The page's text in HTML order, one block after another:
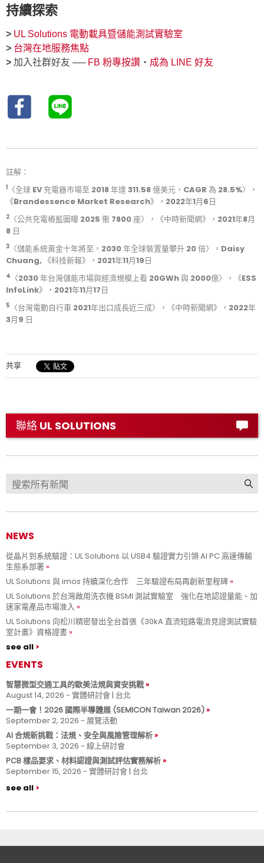
持續探索
> UL Solutions 電動載具暨儲能測試實驗室
> 台灣在地服務焦點
> 加入社群好友 ── FB 粉專按讚 ‧ 成為 LINE 好友
註解：
1 〈全球 EV 充電器市場至 2018 年達 311.58 億美元，CAGR 為 28.5%〉，
《Brandessence Market Research》，2022年1月6日
2 〈公共充電樁藍圖曝 2025 衝 7800 座〉
，《中時新聞網》，2021年8月
8 日
3 〈儲能系統黃金十年將至，2030 年全球裝置量攀升 20 倍〉
，Daisy
Chuang, 《科技新報》，2021年11月19日
4 〈2030 年台灣儲能市場與經濟規模上看 20GWh 與 2000億〉，《ESS
InfoLink》，2021年11月17日
5 〈台灣電動自行車 2021年出口成長近三成〉
，《中時新聞網》，2022年
3月9 日
共享
聯絡 UL SOLUTIONS
NEWS
從晶片到系統驗證：UL Solutions 以 USB4 驗證實力引領 AI PC 高速傳輸
生態系部署
UL Solutions 與 imos 持續深化合作 三年驗證布局再創新里程碑
UL Solutions 於台灣啟用洗衣機 BSMI 測試實驗室 強化在地認證量能、加
速家電產品市場准入
UL Solutions 向松川精密發出全台首張《30kA 直流短路電流見證測試實驗
室計畫》資格證書
see all
EVENTS
智慧微型交通工具的歐美法規與資安挑戰
August 14, 2026 - 實體研討會 | 台北
一期一會！2026 國際半導體展 (SEMICON Taiwan 2026)
September 2, 2026 - 展覽活動
AI 合規新挑戰：法規、安全與風險管理解析
September 3, 2026 - 線上研討會
PCB 樣品要求、材料認證與測試評估實務解析
September 15, 2026 - 實體研討會 | 台北
see all